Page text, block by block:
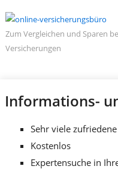
Zum Vergleichen und Sparen
Versicherungen
Informations-
Sehr viele
Kostenlos
Expertensuche in